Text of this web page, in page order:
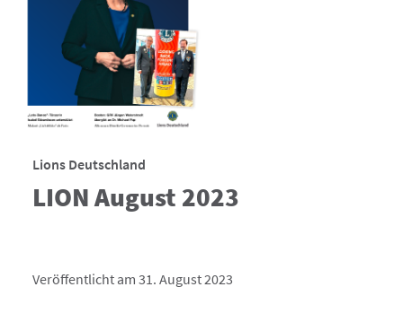
Lions Deutschland
LION August 2023
Veröffentlicht am 31. August 2023